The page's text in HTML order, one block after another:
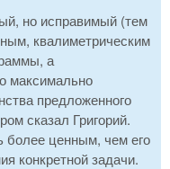
но исправимый (тем
квалиметрическим
а
максимально
предложенного
сказал Григорий.
более ценным, чем его
конкретной задачи.